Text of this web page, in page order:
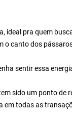
ideal pra quem
o canto dos
sentir essa
sido um ponto de
em todas as